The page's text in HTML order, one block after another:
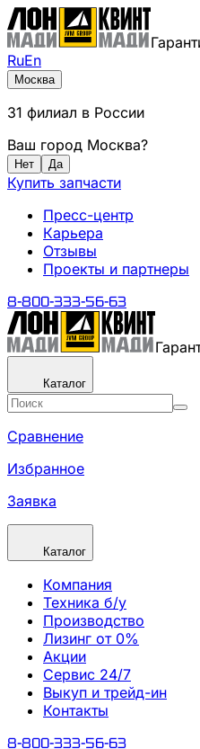
RuEn
Москва
31 филиал в России
Ваш город Москва?
Нет Да
Купить запчасти
Пресс-центр
Карьера
Отзывы
Проекты и партнеры
8-800-333-56-63
Каталог
Сравнение
Избранное
Заявка
Каталог
Компания
Техника б/у
Производство
Лизинг от 0%
Акции
Сервис 24/7
Выкуп и трейд-ин
Контакты
8-800-333-56-63